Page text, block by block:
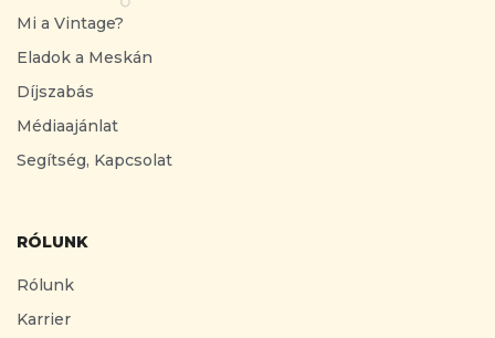
Mi a Vintage?
Eladok a Meskán
Díjszabás
Médiaajánlat
Segítség, Kapcsolat
RÓLUNK
Rólunk
Karrier